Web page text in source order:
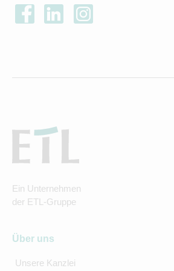
Ein Unternehmen
der ETL-Gruppe
Über uns
Unsere Kanzlei